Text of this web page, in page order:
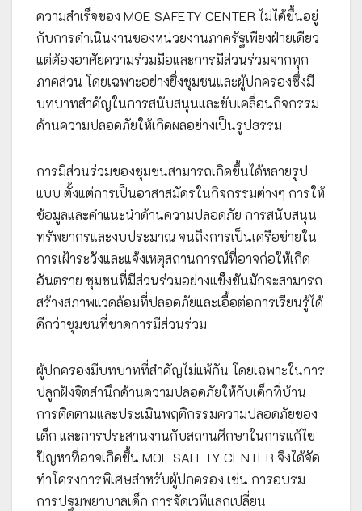
ความสำเร็จของ MOE SAFETY CENTER ไม่ได้ขึ้นอยู่
กับการดำเนินงานของหน่วยงานภาครัฐเพียงฝ่ายเดียว
แต่ต้องอาศัยความร่วมมือและการมีส่วนร่วมจากทุก
ภาคส่วน โดยเฉพาะอย่างยิ่งชุมชนและผู้ปกครองซึ่งมี
บทบาทสำคัญในการสนับสนุนและขับเคลื่อนกิจกรรม
ด้านความปลอดภัยให้เกิดผลอย่างเป็นรูปธรรม
การมีส่วนร่วมของชุมชนสามารถเกิดขึ้นได้หลายรูป
แบบ ตั้งแต่การเป็นอาสาสมัครในกิจกรรมต่างๆ การให้
ข้อมูลและคำแนะนำด้านความปลอดภัย การสนับสนุน
ทรัพยากรและงบประมาณ จนถึงการเป็นเครือข่ายใน
การเฝ้าระวังและแจ้งเหตุสถานการณ์ที่อาจก่อให้เกิด
อันตราย ชุมชนที่มีส่วนร่วมอย่างแข็งขันมักจะสามารถ
สร้างสภาพแวดล้อมที่ปลอดภัยและเอื้อต่อการเรียนรู้ได้
ดีกว่าชุมชนที่ขาดการมีส่วนร่วม
ผู้ปกครองมีบทบาทที่สำคัญไม่แพ้กัน โดยเฉพาะในการ
ปลูกฝังจิตสำนึกด้านความปลอดภัยให้กับเด็กที่บ้าน
การติดตามและประเมินพฤติกรรมความปลอดภัยของ
เด็ก และการประสานงานกับสถานศึกษาในการแก้ไข
ปัญหาที่อาจเกิดขึ้น MOE SAFETY CENTER จึงได้จัด
ทำโครงการพิเศษสำหรับผู้ปกครอง เช่น การอบรม
การปฐมพยาบาลเด็ก การจัดเวทีแลกเปลี่ยน